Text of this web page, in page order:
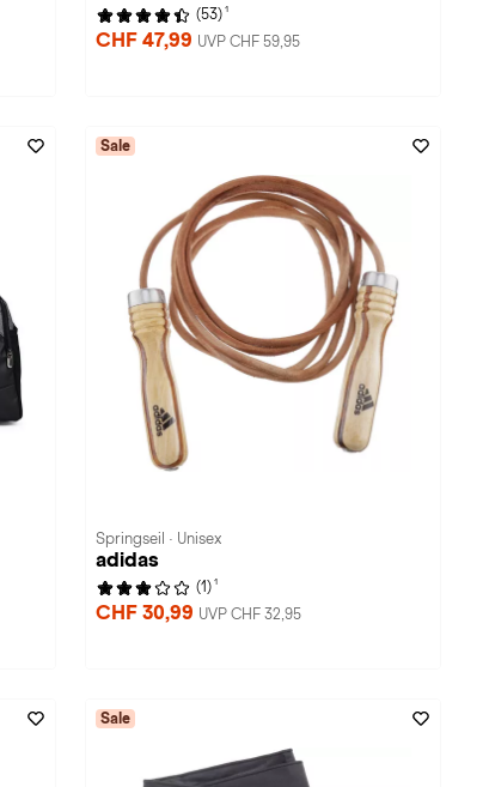
(53) 1
CHF 47,99 UVP CHF 59,95
Sale
Springseil · Unisex
adidas
(1) 1
CHF 30,99 UVP CHF 32,95
Sale